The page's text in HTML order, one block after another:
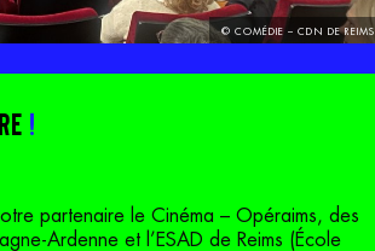
© COMÉDIE – CDN DE REIMS
!
partenaire le Cinéma – Opéraims, des
Ardenne et l’ESAD de Reims (École